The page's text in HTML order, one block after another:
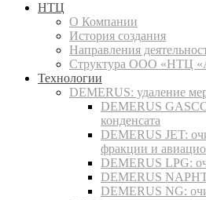
НТЦ
О Компании
История создания
Направления
Структура ООО «НТЦ
Технологии
DEMERUS: удаление
DEMERUS
конденсата
DEMERUS JET:
фракции и
DEMERUS LPG:
DEMERUS
DEMERUS NG: